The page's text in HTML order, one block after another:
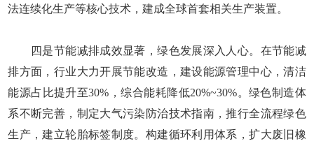
法连续化生产等核心技术，建成全球首套相关生产装置。
四是节能减排成效显著，绿色发展深入人心。在节能减
排方面，行业大力开展节能改造，建设能源管理中心，清洁
能源占比提升至30%，综合能耗降低20%~30%。绿色制造体
系不断完善，制定大气污染防治技术指南，推行全流程绿色
生产，建立轮胎标签制度。构建循环利用体系，扩大废旧橡